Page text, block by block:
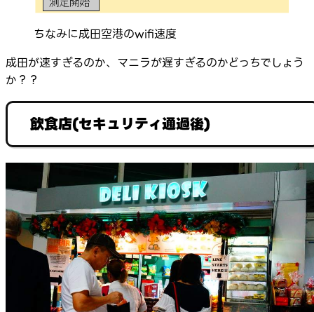
ちなみに成田空港のwifi速度
成田が速すぎるのか、マニラが遅すぎるのかどっちでしょう
か？？
飲食店(セキュリティ通過後)